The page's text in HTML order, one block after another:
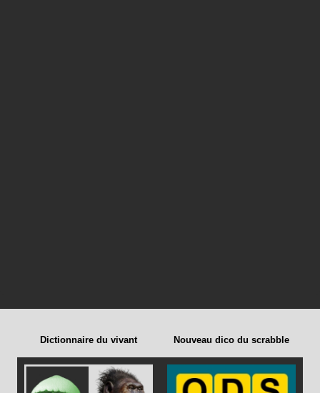
Dictionnaire du vivant Nouveau dico du scrabble